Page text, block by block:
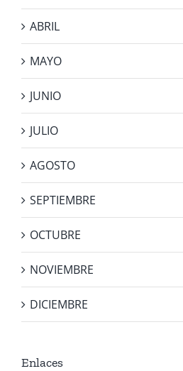
ABRIL
MAYO
JUNIO
JULIO
AGOSTO
SEPTIEMBRE
OCTUBRE
NOVIEMBRE
DICIEMBRE
Enlaces